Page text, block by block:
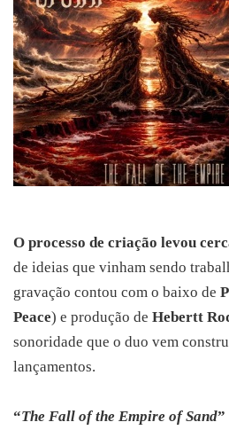
O processo de criação levou
de ideias que vinham sendo
gravação contou com o baixo de
Peace) e produção de Hebertt
sonoridade que o duo vem
lançamentos.
“The Fall of the Empire of Sand”